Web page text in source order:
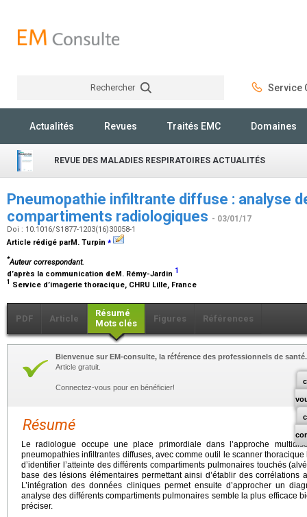
Rechercher Service
Actualités Revues Traités EMC Domaines
REVUE DES MALADIES RESPIRATOIRES ACTUALITÉS
Pneumopathie infiltrante diffuse : analyse
compartiments radiologiques - 03/01/17
Doi : 10.1016/S1877-1203(16)30058-1
Article rédigé parM. Turpin ⁎
*Auteur correspondant.
d’après la communication deM. Rémy-Jardin 1
1 Service d’imagerie thoracique, CHRU Lille, France
PDF Article
Résumé
Mots clés
Figures Références
Bienvenue sur EM-consulte, la référence des professionnels de santé.
Article gratuit.
Connectez-vous pour en bénéficier!
Résumé
Le radiologue occupe une place primordiale dans l’approche
pneumopathies infiltrantes diffuses, avec comme outil le scanner
d’identifier l’atteinte des différents compartiments pulmonaires touchés
base des lésions élémentaires permettant ainsi d’établir des corrélations
L’intégration des données cliniques permet ensuite d’approcher un
analyse des différents compartiments pulmonaires semble la plus efficace
préciser.